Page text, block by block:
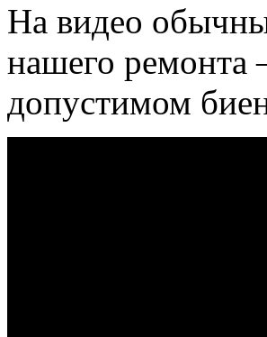
На видео
нашего
допустимом